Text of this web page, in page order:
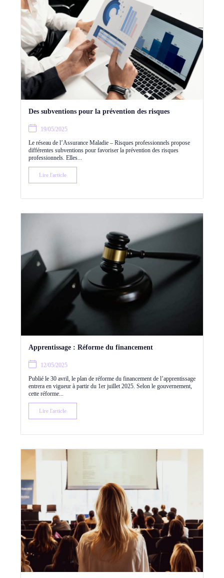
Des subventions pour la prévention des risques
19/05/2025
Le réseau de l’Assurance Maladie – Risques professionnels propose
différentes subventions pour favoriser la prévention des risques
professionnels. Elles...
Lire l'article
Apprentissage : Réforme du financement
12/05/2025
Publié le 30 avril, le plan de réforme du financement de l’apprentissage
entrera en vigueur à partir du 1er juillet 2025. Selon le gouvernement,
cette réforme...
Lire l'article